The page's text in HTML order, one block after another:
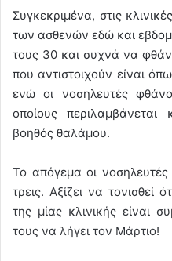
Συγκεκριμένα, στις
των ασθενών εδώ και
τους 30 και συχνά να
που αντιστοιχούν είναι
ενώ οι νοσηλευτές
οποίους
βοηθός θαλάμου.
Το απόγεμα οι νοσηλευτές
τρεις. Αξίζει να τονισθεί
της μίας κλινικής είναι
τους να λήγει τον Μάρτιο!